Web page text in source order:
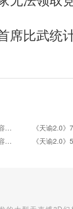
席比武统
《天谕2.0》7月30日周版本更新维护内容公告
《天谕2.0》5月28日周版本更新维护内容公告